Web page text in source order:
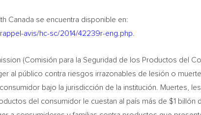
Canada se encuentra disponible en:
avis/hc-sc/2014/42239r-eng.php
(Comisión para la Seguridad de los Productos del
al público contra riesgos irrazonables de lesión o
bajo la jurisdicción de la institución. Muertes,
del consumidor le cuestan al país más de $1 billón